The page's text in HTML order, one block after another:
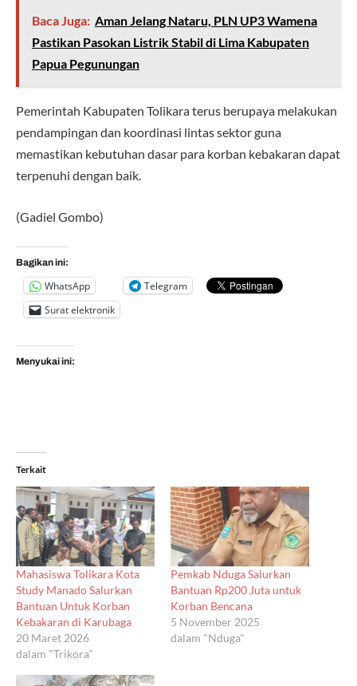
Baca Juga: Aman Jelang Nataru, PLN UP3 Wamena
Pastikan Pasokan Listrik Stabil di Lima Kabupaten
Papua Pegunungan
Pemerintah Kabupaten Tolikara terus berupaya melakukan
pendampingan dan koordinasi lintas sektor guna
memastikan kebutuhan dasar para korban kebakaran dapat
terpenuhi dengan baik.
(Gadiel Gombo)
Bagikan ini:
WhatsApp
Telegram
Surat elektronik
Menyukai ini:
Terkait
Mahasiswa Tolikara Kota
Study Manado Salurkan
Bantuan Untuk Korban
Kebakaran di Karubaga
20 Maret 2026
dalam "Trikora"
Pemkab Nduga Salurkan
Bantuan Rp200 Juta untuk
Korban Bencana
5 November 2025
dalam "Nduga"